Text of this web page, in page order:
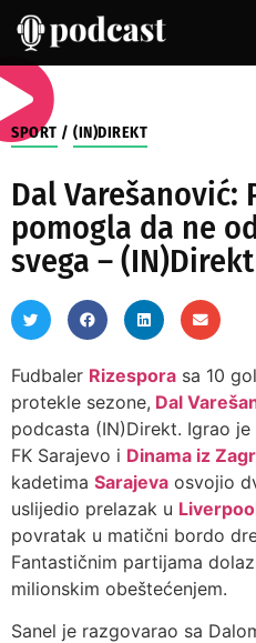
SPORT / (IN)DIREKT
Dal Varešanović:
pomogla da ne
svega – (IN)Direkt
Fudbaler Rizespora sa 10
protekle sezone, Dal
podcasta (IN)Direkt. Igrao
FK Sarajevo i Dinama iz
kadetima Sarajeva osvojio
uslijedio prelazak u
povratak u matični bordo
Fantastičnim partijama
milionskim obeštećenjem.
Sanel je razgovarao sa